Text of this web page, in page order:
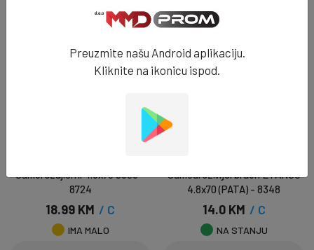
Samorezuj.crni 4.8x70 9005 -
8724
18.99 KM / C
IMA MALO
Samourez.vijci braon ETANCO
4.8x70 (PATA) - 8348
14.0 KM / C
NA STANJU
Preuzmite našu Android aplikaciju.
Kliknite na ikonicu ispod.